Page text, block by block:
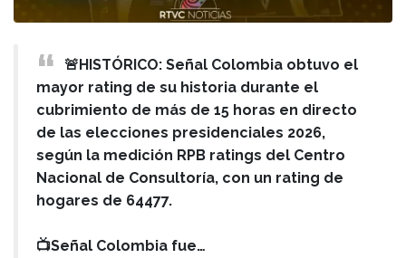
🚨HISTÓRICO: Señal Colombia obtuvo el
mayor rating de su historia durante el
cubrimiento de más de 15 horas en directo
de las elecciones presidenciales 2026,
según la medición RPB ratings del Centro
Nacional de Consultoría, con un rating de
hogares de 64477.
📺Señal Colombia fue…